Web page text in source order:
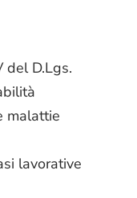
D.Lgs.
malattie
lavorative